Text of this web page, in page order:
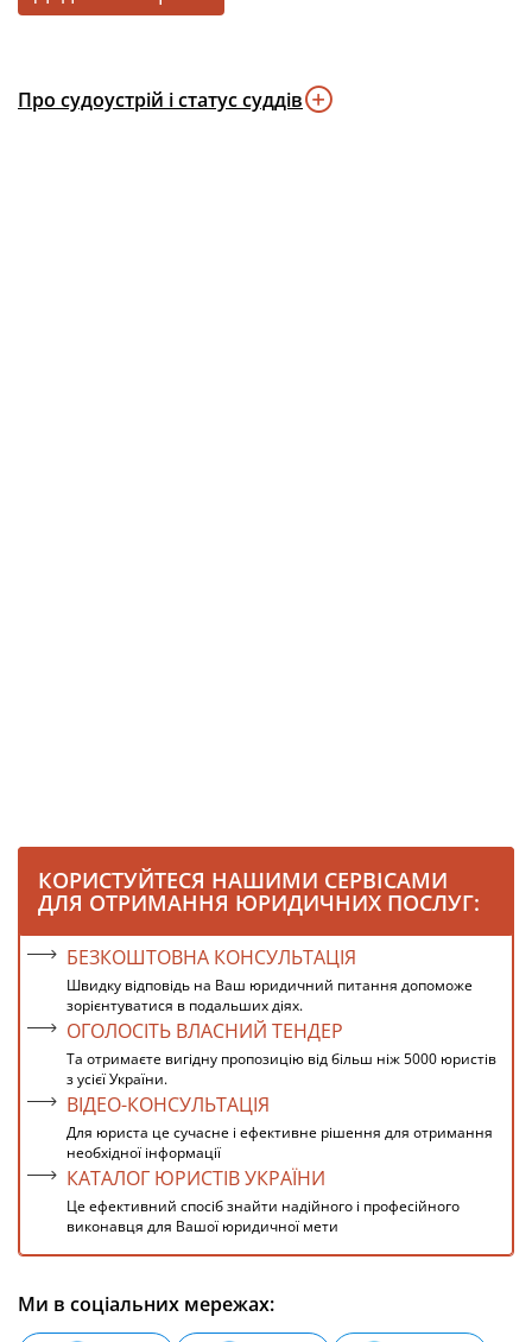
Про судоустрій і статус суддів
КОРИСТУЙТЕСЯ НАШИМИ СЕРВІСАМИ
ДЛЯ ОТРИМАННЯ ЮРИДИЧНИХ ПОСЛУГ:
БЕЗКОШТОВНА КОНСУЛЬТАЦІЯ
Швидку відповідь на Ваш юридичний питання допоможе
зорієнтуватися в подальших діях.
ОГОЛОСІТЬ ВЛАСНИЙ ТЕНДЕР
Та отримаєте вигідну пропозицію від більш ніж 5000 юристів
з усієї України.
ВІДЕО-КОНСУЛЬТАЦІЯ
Для юриста це сучасне і ефективне рішення для отримання
необхідної інформації
КАТАЛОГ ЮРИСТІВ УКРАЇНИ
Це ефективний спосіб знайти надійного і професійного
виконавця для Вашої юридичної мети
Ми в соціальних мережах: